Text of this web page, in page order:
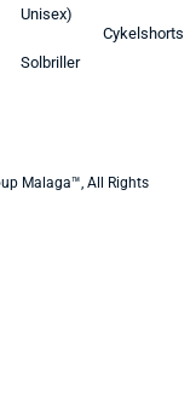
Unisex)
Solbriller
Cykelshorts
Malaga™, All Rights